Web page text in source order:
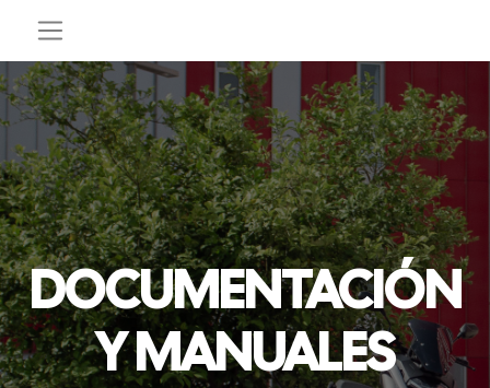
DOCUMENTACIÓN
Y MANUALES